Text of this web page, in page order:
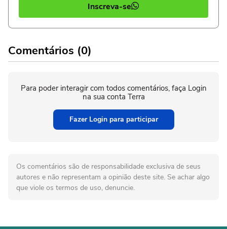
Inscreva-se
Comentários (0)
Para poder interagir com todos comentários, faça Login
na sua conta Terra
Fazer Login para participar
Os comentários são de responsabilidade exclusiva de seus
autores e não representam a opinião deste site. Se achar algo
que viole os termos de uso, denuncie.